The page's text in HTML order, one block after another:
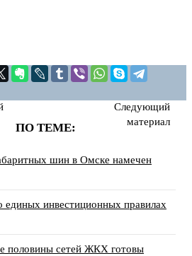
Следующий
материал
ПО ТЕМЕ:
шин в Омске намечен
единых инвестиционных правилах
половины сетей ЖКХ готовы